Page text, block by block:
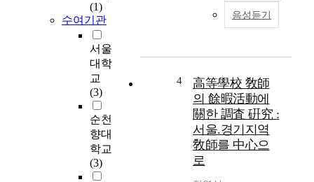
(1)
수여기관
서울
대학
교
(3)
순천
향대
학교
(3)
음성듣기
4
高等學校 敎師
의 餘暇活動에
關한 調査 硏究 :
서울.경기지역
敎師를 中心으
로